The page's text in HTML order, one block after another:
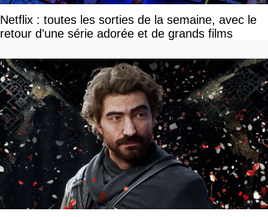
Netflix : toutes les sorties de la semaine, avec le
retour d'une série adorée et de grands films